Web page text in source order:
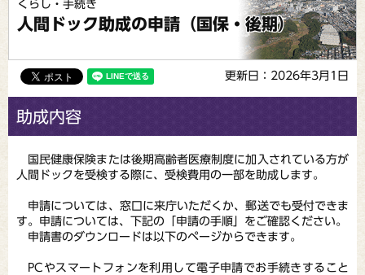
くらし・手続き
人間ドック助成の申請（国保・後期）
更新日：2026年3月1日
助成内容
国民健康保険または後期高齢者医療制度に加入されている方が
人間ドックを受検する際に、受検費用の一部を助成します。
申請については、窓口に来庁いただくか、郵送でも受付できま
す。申請については、下記の「申請の手順」をご確認ください。
申請書のダウンロードは以下のページからできます。
PCやスマートフォンを利用して電子申請でお手続きすること